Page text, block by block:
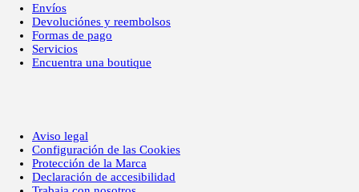
Envíos
Devoluciónes y reembolsos
Formas de pago
Servicios
Encuentra una boutique
Aviso legal
Configuración de las Cookies
Protección de la Marca
Declaración de accesibilidad